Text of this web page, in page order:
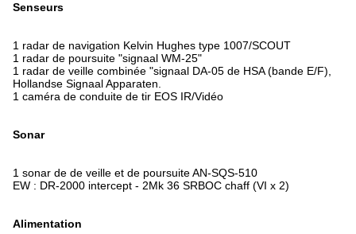
Senseurs
1 radar de navigation Kelvin Hughes type 1007/SCOUT
1 radar de poursuite "signaal WM-25"
1 radar de veille combinée "signaal DA-05 de HSA (bande E/F),
Hollandse Signaal Apparaten.
1 caméra de conduite de tir EOS IR/Vidéo
Sonar
1 sonar de de veille et de poursuite AN-SQS-510
EW : DR-2000 intercept - 2Mk 36 SRBOC chaff (VI x 2)
Alimentation